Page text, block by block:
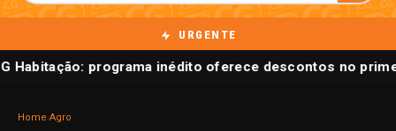
URGENTE
Habitação: programa inédito oferece descontos no
Home Agro